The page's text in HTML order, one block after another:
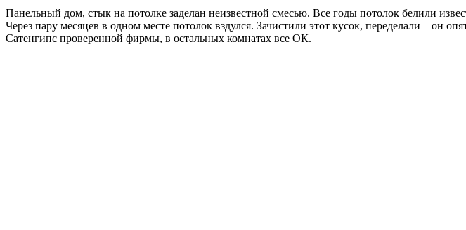
Панельный дом, стык на потолке заделан неизвестной смесью. Все годы потолок белили
Через пару месяцев в одном месте потолок вздулся. Зачистили этот кусок, переделали – он
Сатенгипс проверенной фирмы, в остальных комнатах все ОК.